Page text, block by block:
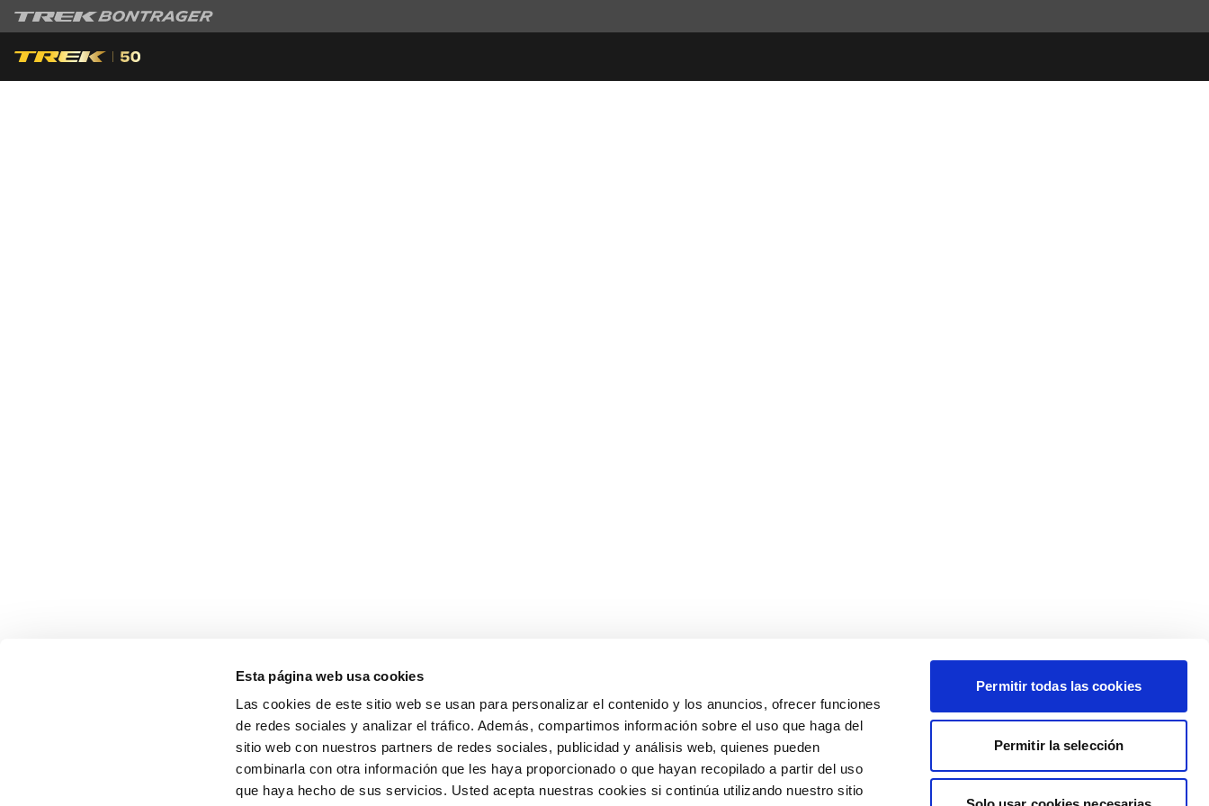
Esta página web usa cookies
Las cookies de este sitio web se usan para personalizar el contenido y los anuncios, ofrecer funciones
de redes sociales y analizar el tráfico. Además, compartimos información sobre el uso que haga del
sitio web con nuestros partners de redes sociales, publicidad y análisis web, quienes pueden
combinarla con otra información que les haya proporcionado o que hayan recopilado a partir del uso
que haya hecho de sus servicios. Usted acepta nuestras cookies si continúa utilizando nuestro sitio
Permitir todas las cookies
Permitir la selección